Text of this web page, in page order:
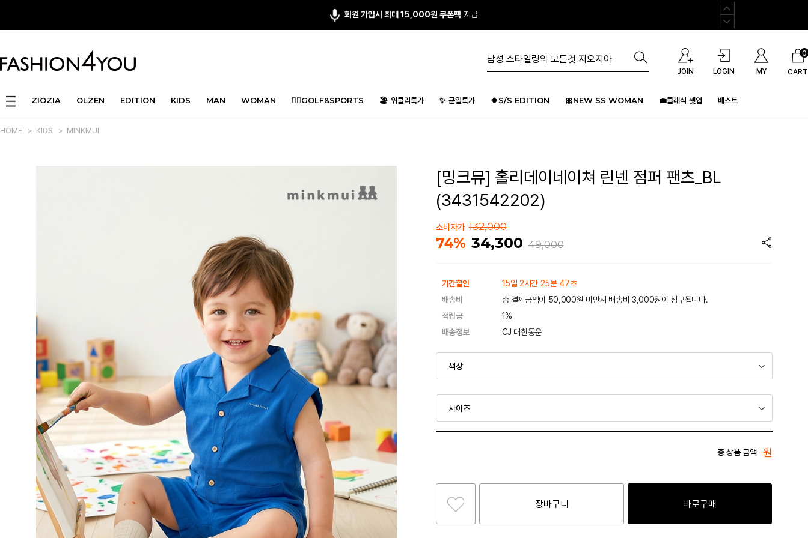
앱다운 3,000원쿠폰 증정
JOIN LOGIN MY CART
0
ZIOZIA OLZEN EDITION KIDS MAN WOMAN 🏌️‍♂️GOLF&SPORTS 🏖️ 위클리특가 ✨ 균일특가 🍀S/S EDITION 🎀NEW SS WOMAN 💼클래식 셋업 베스트
HOME > KIDS > MINKMUI
[밍크뮤] 홀리데이네이쳐 린넨 점퍼 팬츠_BL
(3431542202)
소비자가 132,000
74% 34,300 49,000
기간할인
15일 2시간 25분 47초
배송비
총 결제금액이 50,000원 미만시 배송비 3,000원이 청구됩니다.
적립금
1%
배송정보
CJ 대한통운
총 상품 금액 원
장바구니 바로구매